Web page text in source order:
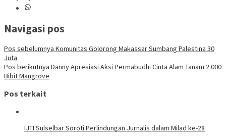
Navigasi pos
Pos sebelumnya Komunitas Golorong Makassar Sumbang Palestina 30
Juta
Pos berikutnya Danny Apresiasi Aksi Permabudhi Cinta Alam Tanam 2.000
Bibit Mangrove
Pos terkait
IJTI Sulselbar Soroti Perlindungan Jurnalis dalam Milad ke-28